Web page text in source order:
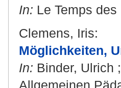
In: Le Temps
Clemens, Iris:
Möglichkeiten,
In: Binder, Ulrich
Allgemeinen